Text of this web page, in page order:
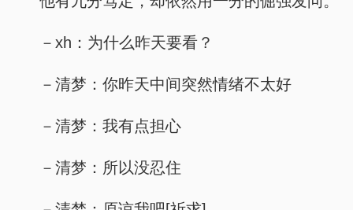
－xh：为什么昨天要看？
－清梦：你昨天中间突然情绪不太好
－清梦：我有点担心
－清梦：所以没忍住